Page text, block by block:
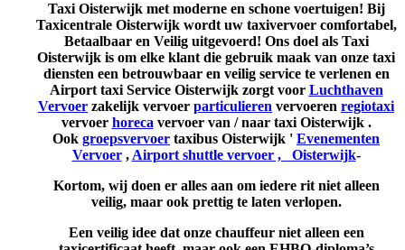
Taxi Oisterwijk met moderne en schone voertuigen! Bij
Taxicentrale Oisterwijk wordt uw taxivervoer comfortabel,
Betaalbaar en Veilig uitgevoerd! Ons doel als Taxi
Oisterwijk is om elke klant die gebruik maak van onze taxi
diensten een betrouwbaar en veilig service te verlenen en
Airport taxi Service Oisterwijk zorgt voor Luchthaven
Vervoer zakelijk vervoer particulieren vervoeren regiotaxi
vervoer horeca vervoer van / naar taxi Oisterwijk .
Ook groepsvervoer taxibus Oisterwijk ' Evenementen
Vervoer, Airport shuttle vervoer , Oisterwijk-
Kortom, wij doen er alles aan om iedere rit niet alleen
veilig, maar ook prettig te laten verlopen.
Een veilig idee dat onze chauffeur niet alleen een